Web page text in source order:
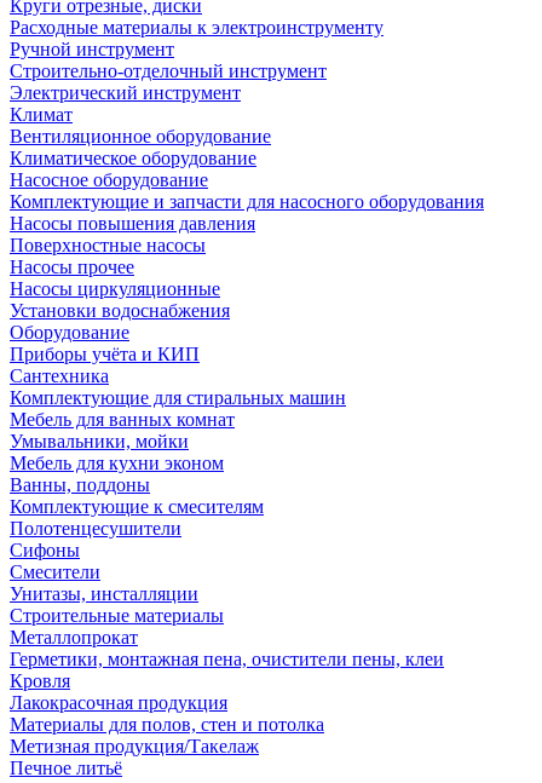
Круги отрезные, диски
Расходные материалы к электроинструменту
Ручной инструмент
Строительно-отделочный инструмент
Электрический инструмент
Климат
Вентиляционное оборудование
Климатическое оборудование
Насосное оборудование
Комплектующие и запчасти для насосного оборудования
Насосы повышения давления
Поверхностные насосы
Насосы прочее
Насосы циркуляционные
Установки водоснабжения
Оборудование
Приборы учёта и КИП
Сантехника
Комплектующие для стиральных машин
Мебель для ванных комнат
Умывальники, мойки
Мебель для кухни эконом
Ванны, поддоны
Комплектующие к смесителям
Полотенцесушители
Сифоны
Смесители
Унитазы, инсталляции
Строительные материалы
Металлопрокат
Герметики, монтажная пена, очистители пены, клеи
Кровля
Лакокрасочная продукция
Материалы для полов, стен и потолка
Метизная продукция/Такелаж
Печное литьё